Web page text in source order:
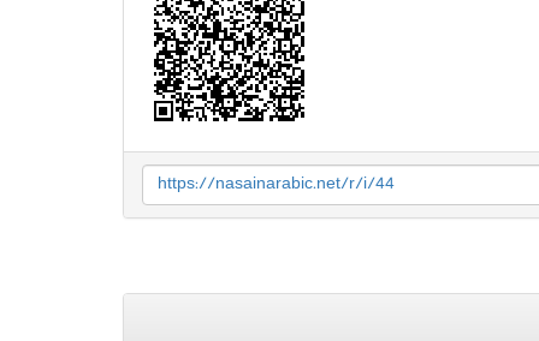
https://nasainarabic.net/r/i/44